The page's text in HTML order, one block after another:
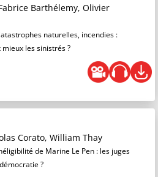
Barthélemy, Olivier
naturelles, incendies :
les sinistrés ?
Corato, William Thay
de Marine Le Pen : les juges
?